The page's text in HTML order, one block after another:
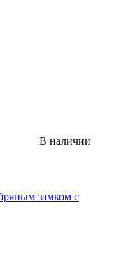
В наличии
замком с